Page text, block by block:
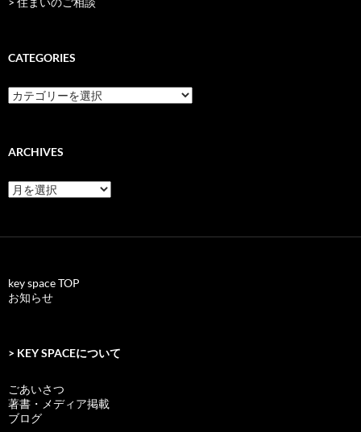
CATEGORIES
categories
ARCHIVES
archives
key space TOP
お知らせ
> KEY SPACEについて
ごあいさつ
著書・メディア掲載
ブログ